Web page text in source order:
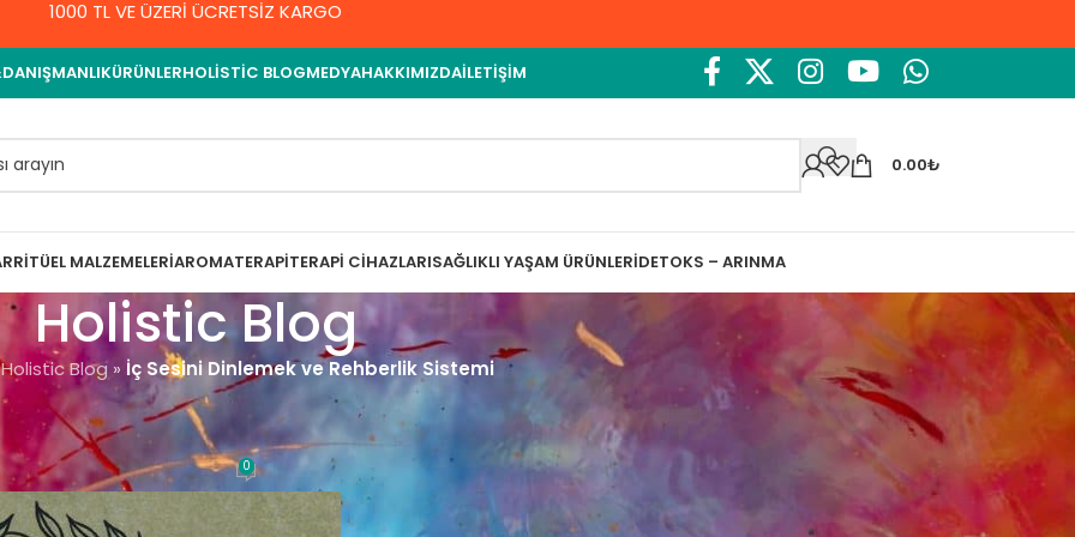
1000 TL VE ÜZERİ ÜCRETSİZ KARGO
ÜRÜNLERHOLISTIC BLOGMEDYAHAKKIMIZDAİLETIŞIM
0.00₺
RITÜEL MALZEMELERIAROMATERAPITERAPI CIHAZLARISAĞLIKLI YAŞAM ÜRÜNLERIDETOKS – ARINMA
Holistic Blog
Holistic Blog » İç Sesini Dinlemek ve Rehberlik Sistemi
Rehberlik Sistemi
YıldırımOn 9 Eylül 2021 0